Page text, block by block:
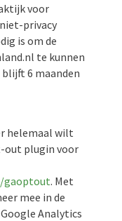
voor
privacy
is om de
te kunnen
6 maanden
helemaal wilt
out plugin voor
gaoptout. Met
mee in de
Analytics